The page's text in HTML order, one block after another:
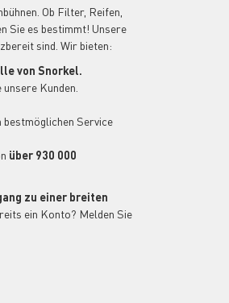
Ob Filter, Reifen,
Sie es bestimmt! Unsere
sind. Wir bieten:
von Snorkel.
Kunden.
bestmöglichen Service
über 930 000
zu einer breiten
ein Konto? Melden Sie